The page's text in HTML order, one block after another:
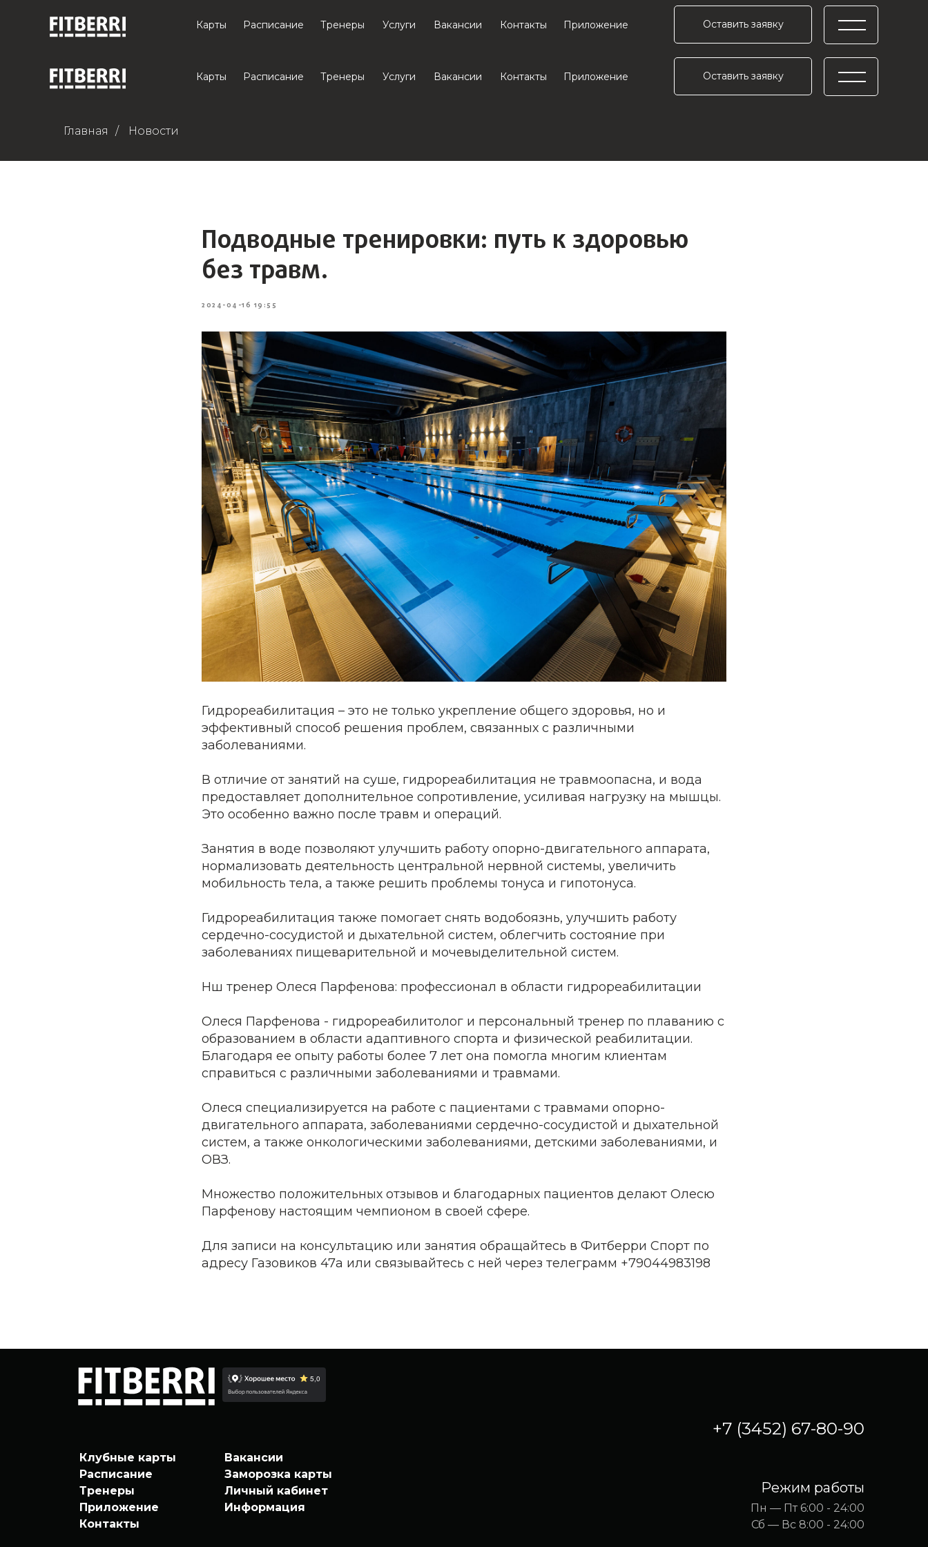
Карты Расписание Тренеры Вакансии
Услуги Контакты Приложение Оставить заявку
Карты Расписание Тренеры Вакансии
Услуги Контакты Приложение Оставить заявку
Главная / Новости
Подводные тренировки: путь к здоровью
без травм.
2024-04-16 19:55
Гидрореабилитация – это не только укрепление общего здоровья, но и
эффективный способ решения проблем, связанных с различными
заболеваниями.
В отличие от занятий на суше, гидрореабилитация не травмоопасна, и вода
предоставляет дополнительное сопротивление, усиливая нагрузку на мышцы.
Это особенно важно после травм и операций.
Занятия в воде позволяют улучшить работу опорно-двигательного аппарата,
нормализовать деятельность центральной нервной системы, увеличить
мобильность тела, а также решить проблемы тонуса и гипотонуса.
Гидрореабилитация также помогает снять водобоязнь, улучшить работу
сердечно-сосудистой и дыхательной систем, облегчить состояние при
заболеваниях пищеварительной и мочевыделительной систем.
Нш тренер Олеся Парфенова: профессионал в области гидрореабилитации
Олеся Парфенова - гидрореабилитолог и персональный тренер по плаванию с
образованием в области адаптивного спорта и физической реабилитации.
Благодаря ее опыту работы более 7 лет она помогла многим клиентам
справиться с различными заболеваниями и травмами.
Олеся специализируется на работе с пациентами с травмами опорно-
двигательного аппарата, заболеваниями сердечно-сосудистой и дыхательной
систем, а также онкологическими заболеваниями, детскими заболеваниями, и
ОВЗ.
Множество положительных отзывов и благодарных пациентов делают Олесю
Парфенову настоящим чемпионом в своей сфере.
Для записи на консультацию или занятия обращайтесь в Фитберри Спорт по
адресу Газовиков 47а или связывайтесь с ней через телеграмм +79044983198
Режим работы
+7 (3452) 67-80-90
Пн — Пт 6:00 - 24:00
Сб — Вс 8:00 - 24:00
Клубные карты
Вакансии
Расписание
Заморозка карты
Тренеры
Личный кабинет
Приложение
Информация
Контакты